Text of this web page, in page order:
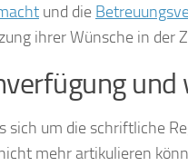
und die
ihrer Wünsche in der
um die schriftliche
mehr artikulieren